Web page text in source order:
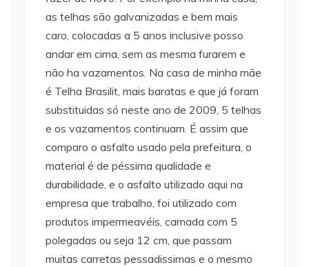
as telhas são galvanizadas e bem mais
caro, colocadas a 5 anos inclusive posso
andar em cima, sem as mesma furarem e
não ha vazamentos. Na casa de minha mãe
é Telha Brasilit, mais baratas e que já foram
substituidas só neste ano de 2009, 5 telhas
e os vazamentos continuam. É assim que
comparo o asfalto usado pela prefeitura, o
material é de péssima qualidade e
durabilidade, e o asfalto utilizado aqui na
empresa que trabalho, foi utilizado com
produtos impermeavéis, camada com 5
polegadas ou seja 12 cm, que passam
muitas carretas pessadissimas e o mesmo